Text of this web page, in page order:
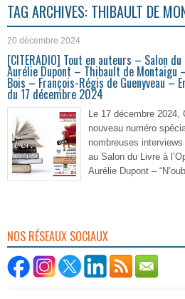
TAG ARCHIVES: THIBAULT DE
20 décembre 2024
[CITERADIO] Tout en auteurs – Salon
Aurélie Dupont – Thibault de Montaigu
Bois – François-Régis de Guenyveau –
du 17 décembre 2024
Le 17 décembre
nouveau numéro
nombreuses
au Salon du Livre à
Aurélie Dupont –
NOS RÉSEAUX SOCIAUX